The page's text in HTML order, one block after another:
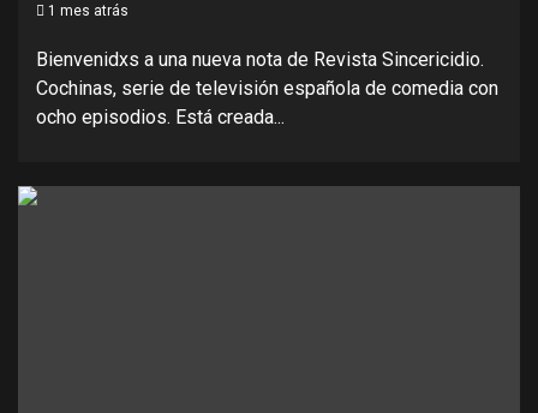
1 mes atrás
Bienvenidxs a una nueva nota de Revista Sincericidio.
Cochinas, serie de televisión española de comedia con
ocho episodios. Está creada...